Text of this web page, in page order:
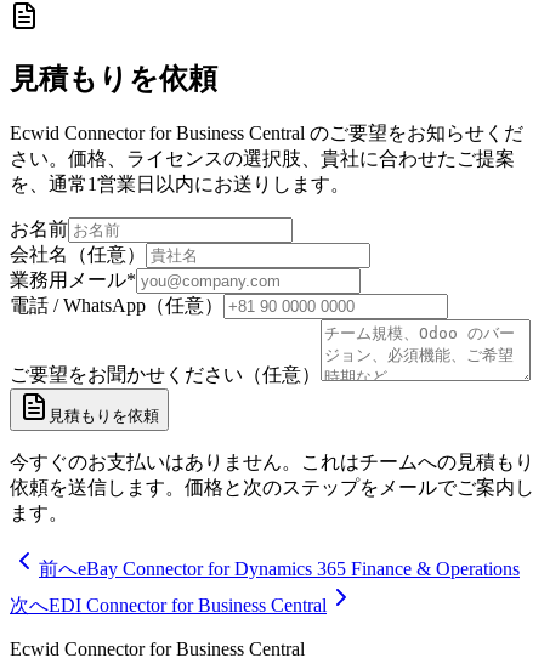
見積もりを依頼
Ecwid Connector for Business Central のご要望をお知らせくだ
さい。価格、ライセンスの選択肢、貴社に合わせたご提案
を、通常1営業日以内にお送りします。
お名前
会社名（任意）
業務用メール*
電話 / WhatsApp（任意）
ご要望をお聞かせください（任意）
見積もりを依頼
今すぐのお支払いはありません。これはチームへの見積もり
依頼を送信します。価格と次のステップをメールでご案内し
ます。
前へeBay Connector for Dynamics 365 Finance & Operations
次へEDI Connector for Business Central
Ecwid Connector for Business Central